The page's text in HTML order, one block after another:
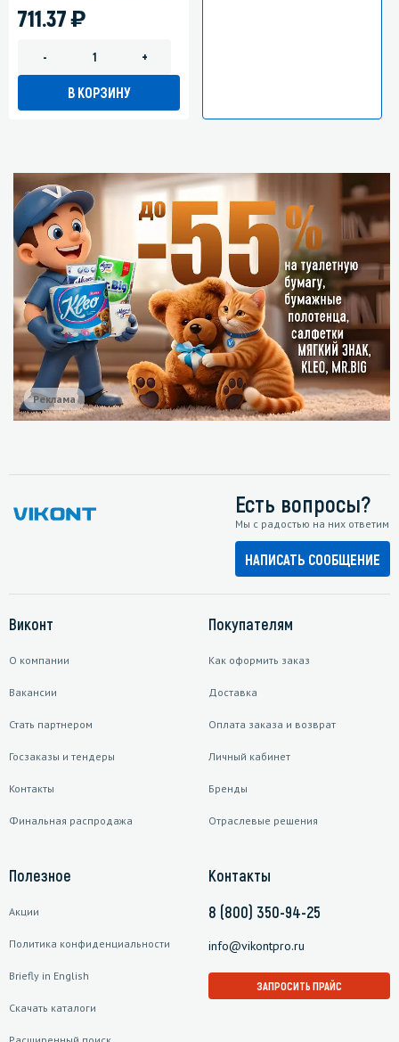
711.37)
- +
В КОРЗИНУ
Реклама
Есть вопросы?
Мы с радостью на них ответим
НАПИСАТЬ СООБЩЕНИЕ
Виконт
О компании
Вакансии
Стать партнером
Госзаказы и тендеры
Контакты
Финальная распродажа
Покупателям
Как оформить заказ
Доставка
Оплата заказа и возврат
Личный кабинет
Бренды
Отраслевые решения
Полезное
Акции
Политика конфиденциальности
Briefly in English
Скачать каталоги
Контакты
8 (800) 350-94-25
info@vikontpro.ru
ЗАПРОСИТЬ ПРАЙС